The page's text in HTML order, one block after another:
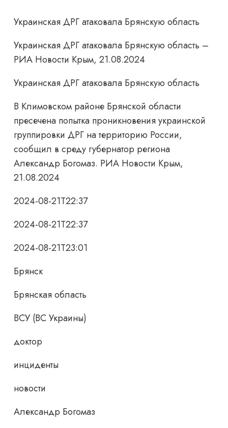
Украинская ДРГ атаковала Брянскую область
Украинская ДРГ атаковала Брянскую область –
РИА Новости Крым, 21.08.2024
Украинская ДРГ атаковала Брянскую область
В Климовском районе Брянской области
пресечена попытка проникновения украинской
группировки ДРГ на территорию России,
сообщил в среду губернатор региона
Александр Богомаз. РИА Новости Крым,
21.08.2024
2024-08-21T22:37
2024-08-21T22:37
2024-08-21T23:01
Брянск
Брянская область
ВСУ (ВС Украины)
доктор
инциденты
новости
Александр Богомаз